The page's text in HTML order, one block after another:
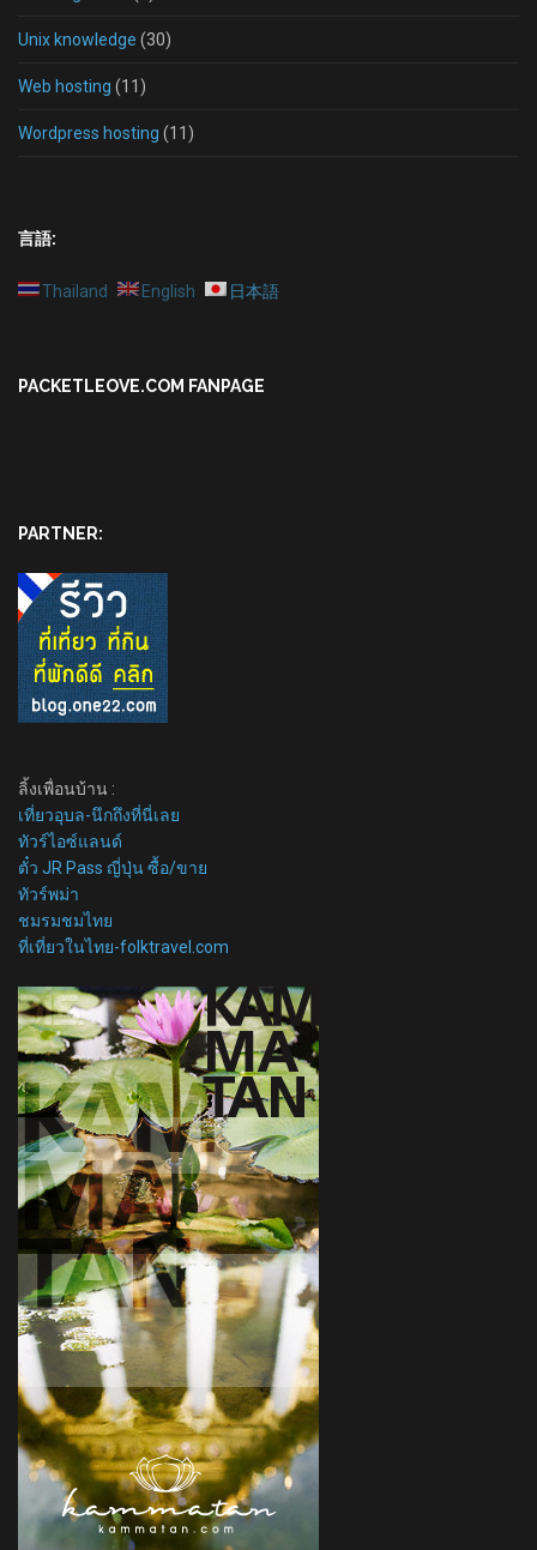
Unix knowledge (30)
Web hosting (11)
Wordpress hosting (11)
言語:
Thailand English 日本語
PACKETLEOVE.COM FANPAGE
PARTNER:
ลิ้งเพื่อนบ้าน :
เที่ยวอุบล-นึกถึงที่นี่เลย
ทัวร์ไอซ์แลนด์
ตั๋ว JR Pass ญี่ปุ่น ซื้อ/ขาย
ทัวร์พม่า
ชมรมชมไทย
ที่เที่ยวในไทย-folktravel.com